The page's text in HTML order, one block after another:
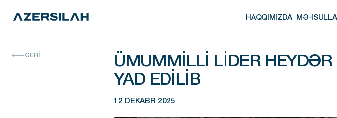
HAQQIMIZDA
GERİ
ÜMUMMILLI LIDER
YAD EDILIB
12 DEKABR 2025